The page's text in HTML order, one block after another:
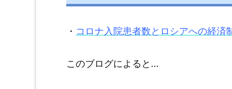
・ コロナ入院患者数とロシアへの経済
このブログによると…